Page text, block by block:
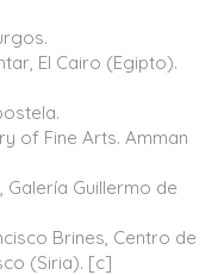
El Cairo (Egipto).
of Fine Arts. Amman
Guillermo de
Brines, Centro de
(Siria). [c]